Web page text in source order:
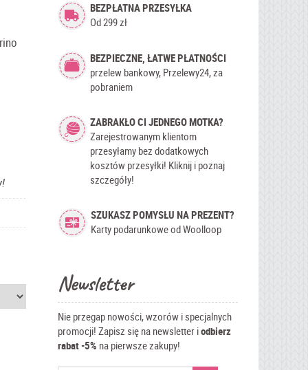
BEZPŁATNA PRZESYŁKA
Od 299 zł
BEZPIECZNE, ŁATWE PŁATNOŚCI
przelew bankowy, Przelewy24, za
pobraniem
ZABRAKŁO CI JEDNEGO MOTKA?
Zarejestrowanym klientom
przesyłamy bez dodatkowych
kosztów przesyłki! Kliknij i poznaj
szczegóły!
SZUKASZ POMYSŁU NA PREZENT?
Karty podarunkowe od Woolloop
Newsletter
Nie przegap nowości, wzorów i specjalnych
promocji! Zapisz się na newsletter iodbierz
rabat -5% na pierwsze zakupy!